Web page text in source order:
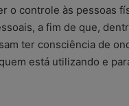
o controle às pessoas
a fim de que,
ter consciência de
está utilizando e